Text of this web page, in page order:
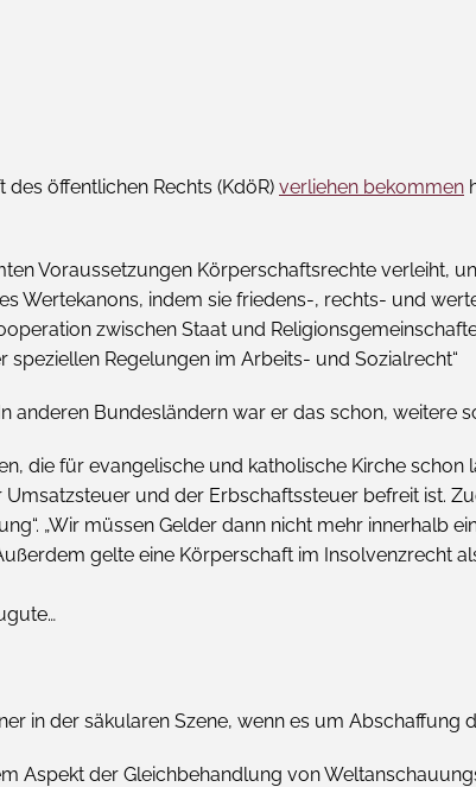
öffentlichen Rechts (KdöR) verliehen bekommen
Voraussetzungen Körperschaftsrechte verleiht,
Wertekanons, indem sie friedens-, rechts- und
zwischen Staat und
Regelungen im Arbeits- und Sozialrecht“
anderen Bundesländern war er das schon, weitere
die für evangelische und katholische Kirche schon
und der Erbschaftssteuer befreit ist.
„Wir müssen Gelder dann nicht mehr innerhalb
gelte eine Körperschaft im Insolvenzrecht
in der säkularen Szene, wenn es um Abschaffung
Aspekt der Gleichbehandlung von